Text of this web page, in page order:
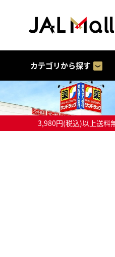
カテゴリから探す
3,980円(税込)以上送料